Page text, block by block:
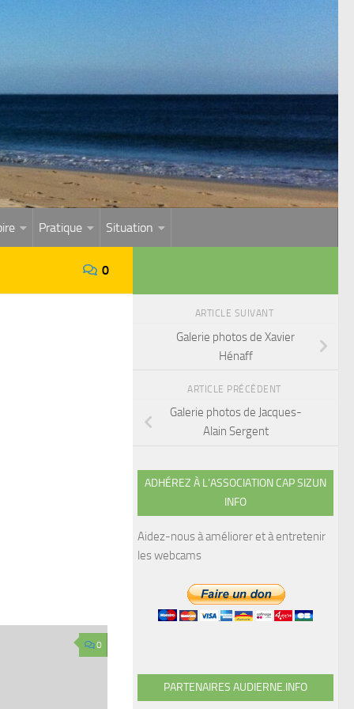
Pratique Situation
0
0
ARTICLE SUIVANT
Galerie photos de Xavier
Hénaff
ARTICLE PRÉCÉDENT
Galerie photos de Jacques-
Alain Sergent
ADHÉREZ À L’ASSOCIATION CAP SIZUN
INFO
Aidez-nous à améliorer et à entretenir
les webcams
PARTENAIRES AUDIERNE.INFO